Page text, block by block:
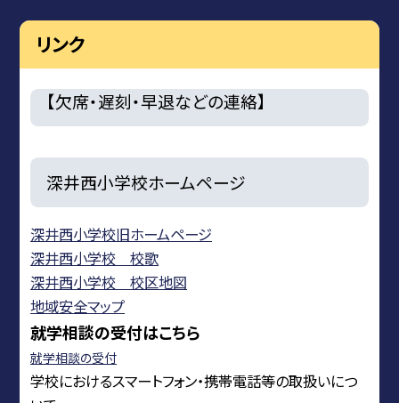
リンク
【欠席・遅刻・早退などの連絡】
深井西小学校ホームページ
深井西小学校旧ホームページ
深井西小学校 校歌
深井西小学校 校区地図
地域安全マップ
就学相談の受付はこちら
就学相談の受付
学校におけるスマートフォン・携帯電話等の取扱いにつ